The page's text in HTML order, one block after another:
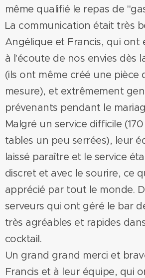
même qualifié le repas de
La communication était très
Angélique et Francis, qui ont
à l'écoute de nos envies dès
(ils ont même créé une pièce
mesure), et extrêmement
prévenants pendant le
Malgré un service difficile
tables un peu serrées), leur
laissé paraître et le service
discret et avec le sourire, ce
apprécié par tout le monde.
serveurs qui ont géré le bar
très agréables et rapides
cocktail.
Un grand grand merci et
Francis et à leur équipe, qui